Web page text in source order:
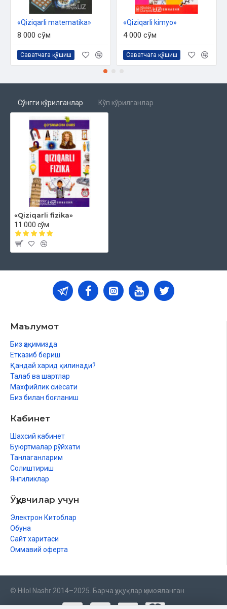
«Qiziqarli matematika»
8 000 сўм
Саватчага қўшиш
«Qiziqarli kimyo»
4 000 сўм
Саватчага қўшиш
Сўнгги кўрилганлар Кўп кўрилганлар
«Qiziqarli fizika»
11 000 сўм
Маълумот
Биз ҳақимизда
Етказиб бериш
Қандай харид қилинади?
Талаб ва шартлар
Махфийлик сиёсати
Биз билан боғланиш
Кабинет
Шахсий кабинет
Буюртмалар рўйхати
Танлаганларим
Солиштириш
Янгиликлар
Ўқувчилар учун
Электрон Китоблар
Обуна
Сайт харитаси
Оммавий оферта
© Hilol Nashr 2014–2025. Барча ҳуқуқлар ҳимояланган